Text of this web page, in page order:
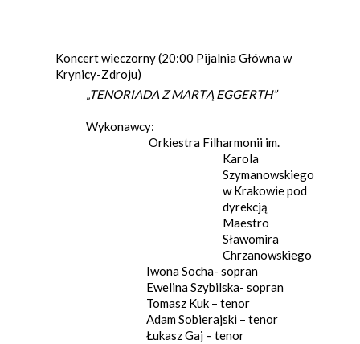
Koncert wieczorny (20:00 Pijalnia Główna w
Krynicy-Zdroju)
„TENORIADAZ MARTĄ EGGERTH”
Wykonawcy:
Orkiestra Filharmonii im.
Karola
Szymanowskiego
w Krakowie pod
dyrekcją
Maestro
Sławomira
Chrzanowskiego
Iwona Socha- sopran
Ewelina Szybilska- sopran
Tomasz Kuk – tenor
Adam Sobierajski – tenor
Łukasz Gaj – tenor